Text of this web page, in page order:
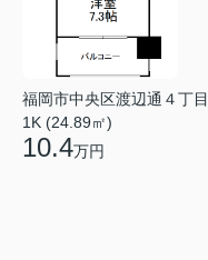
福岡市中央区渡辺通４丁目
1K (24.89㎡)
10.4万円